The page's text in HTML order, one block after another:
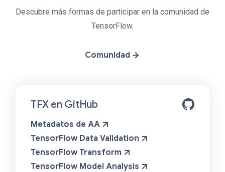
Descubre más formas de participar en la comunidad de
TensorFlow.
Comunidad
TFX en GitHub
Metadatos de AA
TensorFlow Data Validation
TensorFlow Transform
TensorFlow Model Analysis